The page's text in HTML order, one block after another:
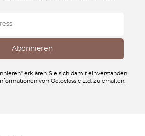
erklären Sie sich damit einverstanden,
von Octoclassic Ltd. zu erhalten.